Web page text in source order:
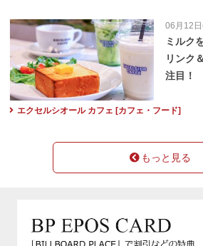
06月12
ミルク
リンク
注目！
エクセルシオール カフェ [カフェ・フード]
もっと見る